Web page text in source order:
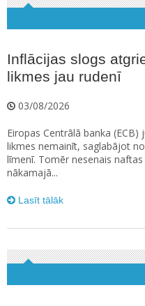
Inflācijas slogs
likmes jau rudenī
03/08/2026
Eiropas Centrālā banka
likmes nemainīt, saglabājot
līmenī. Tomēr nesenais
nākamajā...
Lasīt tālāk